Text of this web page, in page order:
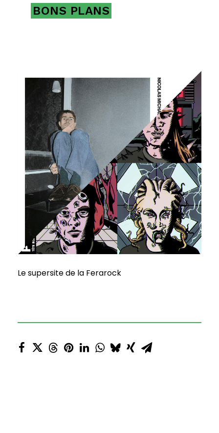
BONS PLANS
Le supersite de la Ferarock